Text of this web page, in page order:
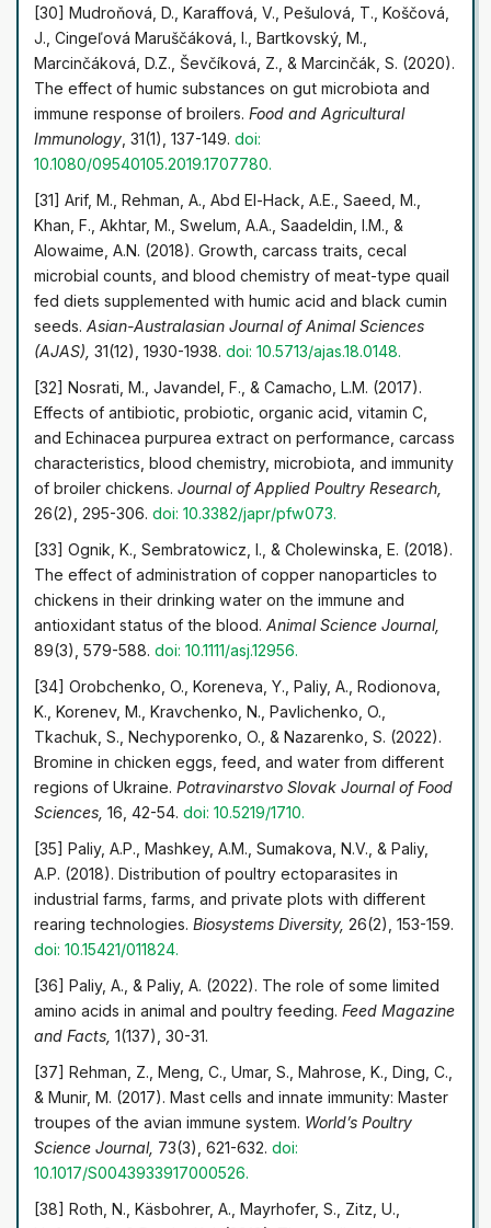
[30] Mudroňová, D., Karaffová, V., Pešulová, T., Koščová,
J., Cingeľová Maruščáková, I., Bartkovský, M.,
Marcinčáková, D.Z., Ševčíková, Z., & Marcinčák, S. (2020).
The effect of humic substances on gut microbiota and
immune response of broilers.Food and Agricultural
Immunology , 31(1), 137-149.doi:
10.1080/09540105.2019.1707780.
[31] Arif, M., Rehman, A., Abd El-Hack, A.E., Saeed, M.,
Khan, F., Akhtar, M., Swelum, A.A., Saadeldin, I.M., &
Alowaime, A.N. (2018). Growth, carcass traits, cecal
microbial counts, and blood chemistry of meat-type quail
fed diets supplemented with humic acid and black cumin
seeds.Asian-Australasian Journal of Animal Sciences
(AJAS), 31(12), 1930-1938.doi: 10.5713/ajas.18.0148.
[32] Nosrati, M., Javandel, F., & Camacho, L.M. (2017).
Effects of antibiotic, probiotic, organic acid, vitamin C,
and Echinacea purpurea extract on performance, carcass
characteristics, blood chemistry, microbiota, and immunity
of broiler chickens.Journal of Applied Poultry Research,
26(2), 295-306.doi: 10.3382/japr/pfw073.
[33] Ognik, K., Sembratowicz, I., & Cholewinska, E. (2018).
The effect of administration of copper nanoparticles to
chickens in their drinking water on the immune and
antioxidant status of the blood.Animal Science Journal,
89(3), 579-588.doi: 10.1111/asj.12956.
[34] Orobchenko, O., Koreneva, Y., Paliy, A., Rodionova,
K., Korenev, M., Kravchenko, N., Pavlichenko, O.,
Tkachuk, S., Nechyporenko, O., & Nazarenko, S. (2022).
Bromine in chicken eggs, feed, and water from different
regions of Ukraine.Potravinarstvo Slovak Journal of Food
Sciences, 16, 42-54.doi: 10.5219/1710.
[35] Paliy, A.P., Mashkey, A.M., Sumakova, N.V., & Paliy,
A.P. (2018). Distribution of poultry ectoparasites in
industrial farms, farms, and private plots with different
rearing technologies.Biosystems Diversity, 26(2), 153-159.
doi: 10.15421/011824.
[36] Paliy, А., & Paliy, А. (2022). The role of some limited
amino acids in animal and poultry feeding.Feed Magazine
and Facts, 1(137), 30-31.
[37] Rehman, Z., Meng, C., Umar, S., Mahrose, K., Ding, C.,
& Munir, M. (2017). Mast cells and innate immunity: Master
troupes of the avian immune system. World’s Poultry
Science Journal, 73(3), 621-632.doi:
10.1017/S0043933917000526.
[38] Roth, N., Käsbohrer, A., Mayrhofer, S., Zitz, U.,